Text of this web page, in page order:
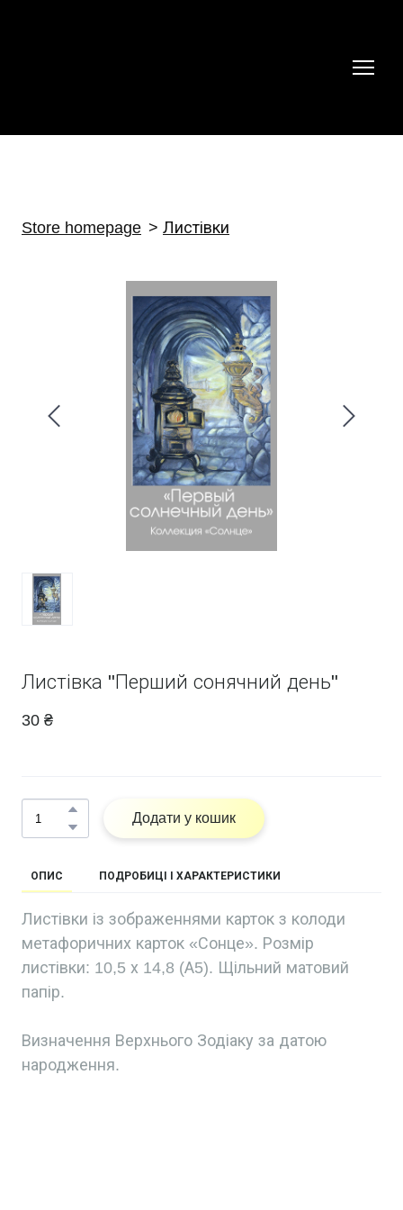
Store homepage Листівки
Листівка "Перший сонячний день"
30 ₴
Додати у кошик
ОПИС ПОДРОБИЦІ І ХАРАКТЕРИСТИКИ
Листівки із зображеннями карток з колоди
метафоричних карток «Сонце». Розмір
листівки: 10,5 х 14,8 (А5). Щільний матовий
папір.
Визначення Верхнього Зодіаку за датою
народження.